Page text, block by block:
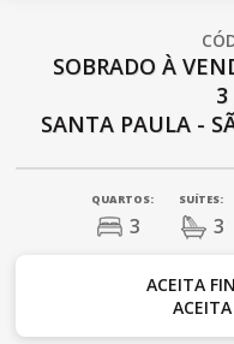
SOBRADO À
3
SANTA PAULA -
QUARTOS:
3
SUÍTES:
3
ACEITA